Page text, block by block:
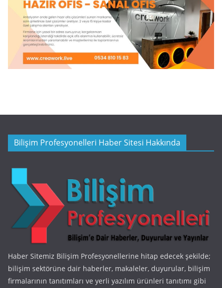
Bilişim Profesyonelleri Haber Sitesi Hakkında
Haber Sitemiz Bilişim Profesyonellerine hitap edecek şekilde;
bilişim sektörüne dair haberler, makaleler, duyurular, bilişim
firmalarının tanıtımları ve yerli yazılım ürünleri tanıtımı gibi